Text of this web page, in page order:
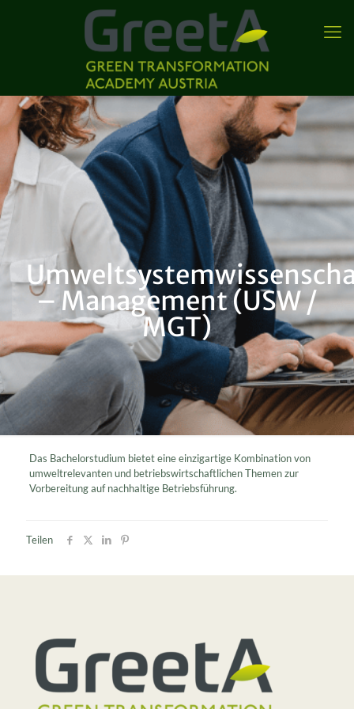
– Management (USW /
MGT)
Das Bachelorstudium bietet eine einzigartige Kombination von
umweltrelevanten und betriebswirtschaftlichen Themen zur
Vorbereitung auf nachhaltige Betriebsführung.
Teilen